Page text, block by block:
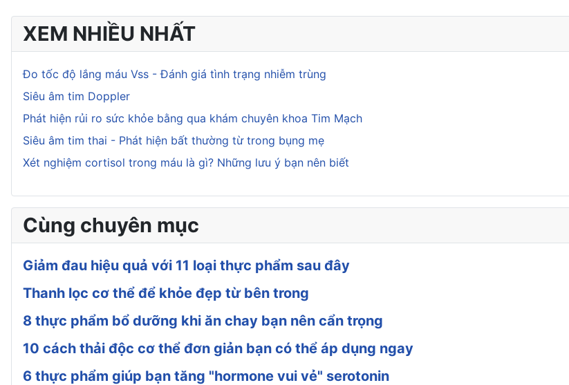
XEM NHIỀU NHẤT
Đo tốc độ lắng máu Vss - Đánh giá tình trạng nhiễm trùng
Siêu âm tim Doppler
Phát hiện rủi ro sức khỏe bằng qua khám chuyên khoa Tim Mạch
Siêu âm tim thai - Phát hiện bất thường từ trong bụng mẹ
Xét nghiệm cortisol trong máu là gì? Những lưu ý bạn nên biết
Cùng chuyên mục
Giảm đau hiệu quả với 11 loại thực phẩm sau đây
Thanh lọc cơ thể để khỏe đẹp từ bên trong
8 thực phẩm bổ dưỡng khi ăn chay bạn nên cẩn trọng
10 cách thải độc cơ thể đơn giản bạn có thể áp dụng ngay
6 thực phẩm giúp bạn tăng "hormone vui vẻ" serotonin